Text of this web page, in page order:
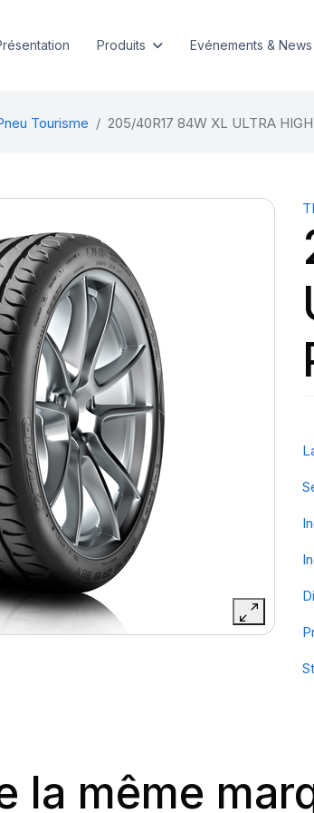
Produits Evénements & News
Tourisme 205/40R17 84W XL ULTRA
la même